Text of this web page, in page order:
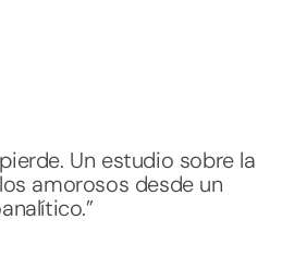
Un estudio sobre la
amorosos desde un